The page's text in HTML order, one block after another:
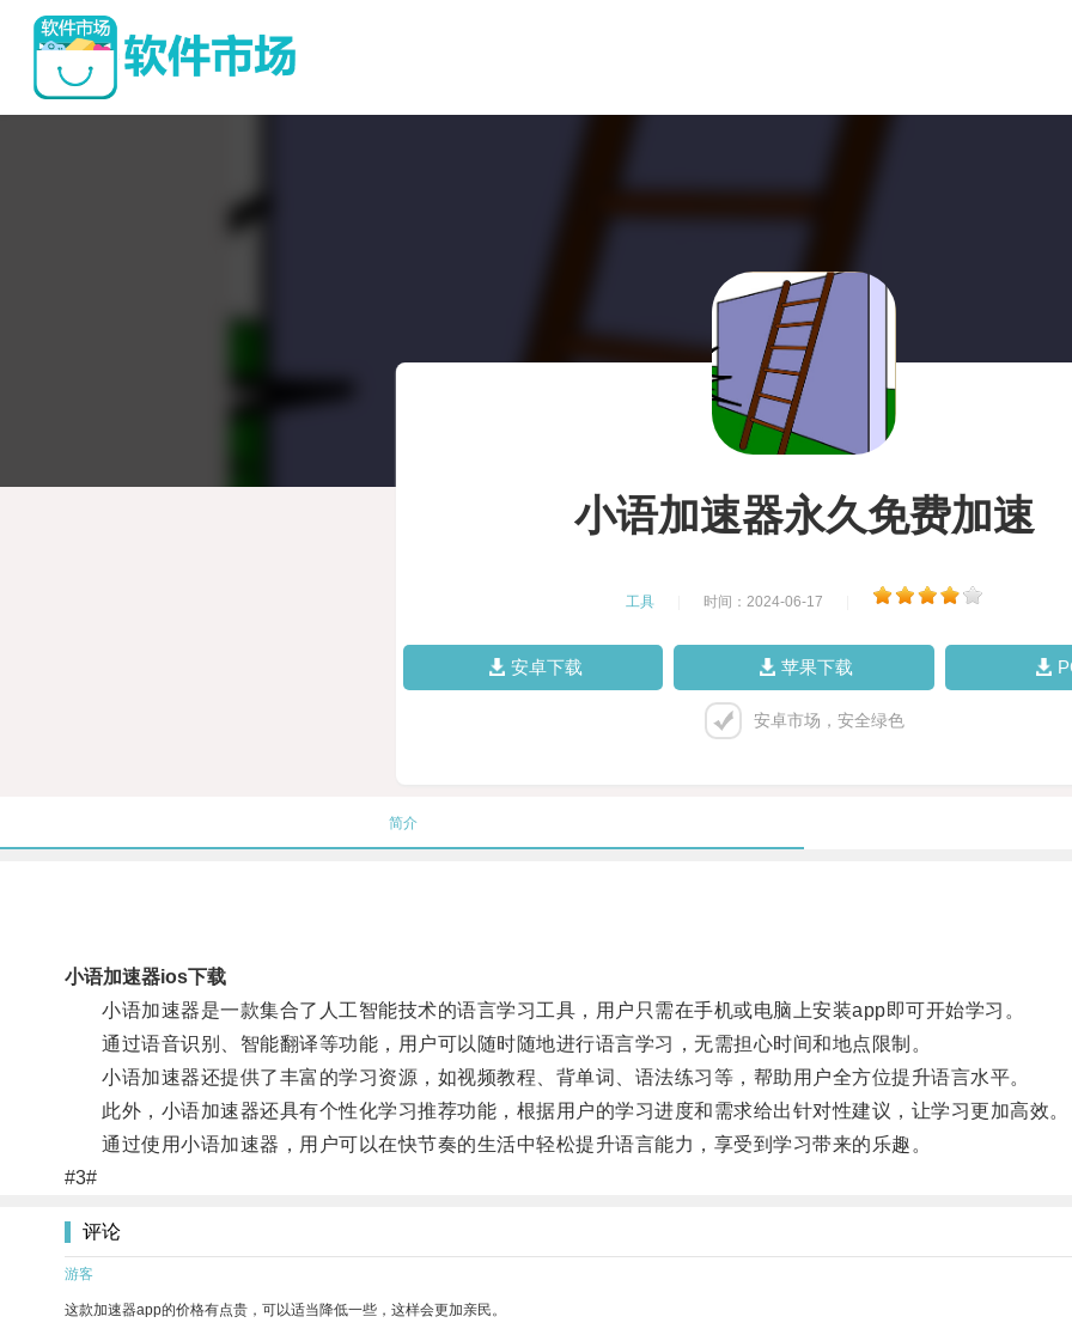
小语加速器永久免费加速
工具 时间：2024-06-17
安卓下载 苹果下载
安卓市场，安全绿色
简介
小语加速器ios下载
小语加速器是一款集合了人工智能技术的语言学习工具，用户只需在手机或电脑上安装app即可开始学习。
通过语音识别、智能翻译等功能，用户可以随时随地进行语言学习，无需担心时间和地点限制。
小语加速器还提供了丰富的学习资源，如视频教程、背单词、语法练习等，帮助用户全方位提升语言水平。
此外，小语加速器还具有个性化学习推荐功能，根据用户的学习进度和需求给出针对性建议，让学习更加高效。
通过使用小语加速器，用户可以在快节奏的生活中轻松提升语言能力，享受到学习带来的乐趣。
#3#
评论
游客
这款加速器app的价格有点贵，可以适当降低一些，这样会更加亲民。